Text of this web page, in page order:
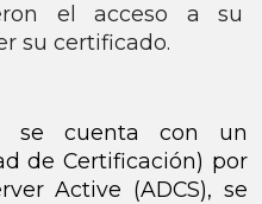
el acceso a su
su certificado.
se cuenta con un
de Certificación) por
Active (ADCS), se